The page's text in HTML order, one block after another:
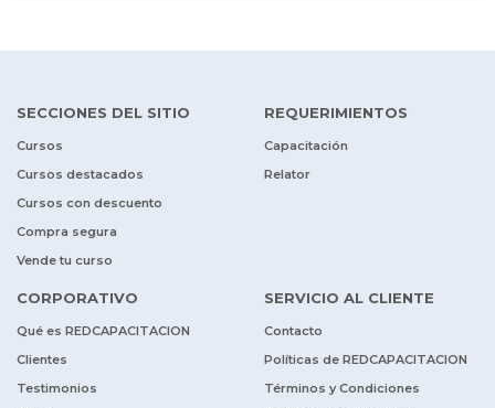
SECCIONES DEL SITIO
Cursos
Cursos destacados
Cursos con descuento
Compra segura
Vende tu curso
REQUERIMIENTOS
Capacitación
Relator
CORPORATIVO
Qué es REDCAPACITACION
Clientes
Testimonios
SERVICIO AL CLIENTE
Contacto
Políticas de REDCAPACITACION
Términos y Condiciones